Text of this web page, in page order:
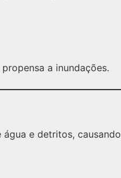
a inundações.
e detritos,